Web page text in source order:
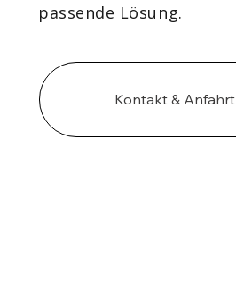
passende Lösung.
Kontakt & Anfahrt